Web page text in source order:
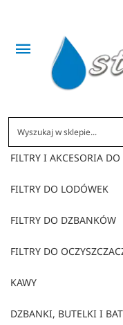
FILTRY I AKCESORIA
FILTRY DO LODÓWEK
FILTRY DO DZBANKÓW
FILTRY DO
KAWY
DZBANKI, BUTELKI I